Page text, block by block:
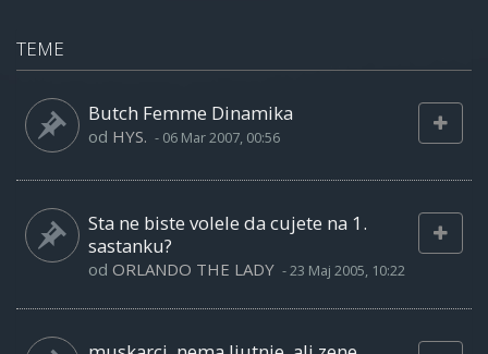
TEME
Butch Femme Dinamika
od HYS. - 06 Mar 2007, 00:56
Sta ne biste volele da cujete na 1.
sastanku?
od ORLANDO THE LADY -23 Maj 2005, 10:22